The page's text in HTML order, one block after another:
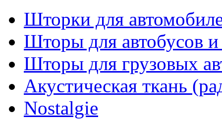
Шторки для
Шторы для автобусов
Шторы для грузовых
Акустическая ткань
Nostalgie